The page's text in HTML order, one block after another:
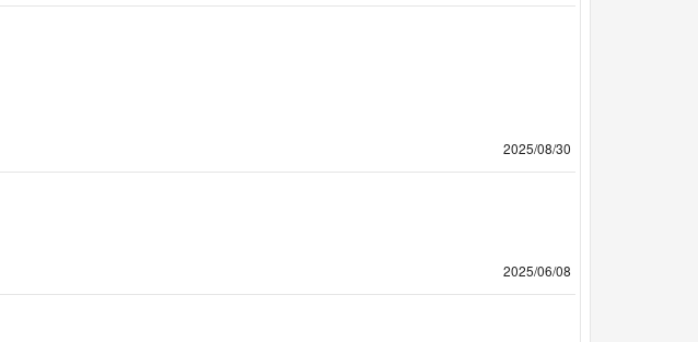
2025/08/30
2025/06/08